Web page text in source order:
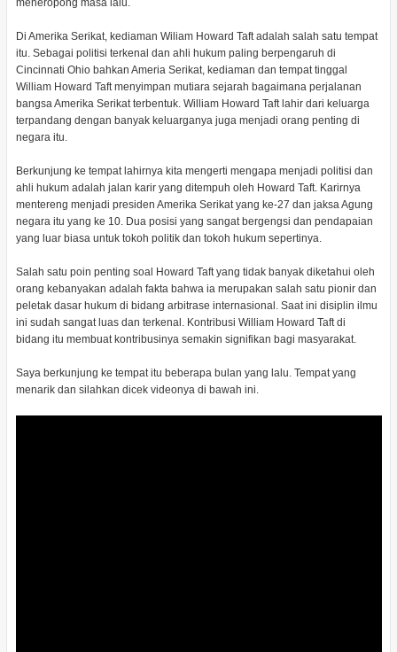
meneropong masa lalu.
Di Amerika Serikat, kediaman Wiliam Howard Taft adalah salah satu tempat
itu. Sebagai politisi terkenal dan ahli hukum paling berpengaruh di
Cincinnati Ohio bahkan Ameria Serikat, kediaman dan tempat tinggal
William Howard Taft menyimpan mutiara sejarah bagaimana perjalanan
bangsa Amerika Serikat terbentuk. William Howard Taft lahir dari keluarga
terpandang dengan banyak keluarganya juga menjadi orang penting di
negara itu.
Berkunjung ke tempat lahirnya kita mengerti mengapa menjadi politisi dan
ahli hukum adalah jalan karir yang ditempuh oleh Howard Taft. Karirnya
mentereng menjadi presiden Amerika Serikat yang ke-27 dan jaksa Agung
negara itu yang ke 10. Dua posisi yang sangat bergengsi dan pendapaian
yang luar biasa untuk tokoh politik dan tokoh hukum sepertinya.
Salah satu poin penting soal Howard Taft yang tidak banyak diketahui oleh
orang kebanyakan adalah fakta bahwa ia merupakan salah satu pionir dan
peletak dasar hukum di bidang arbitrase internasional. Saat ini disiplin ilmu
ini sudah sangat luas dan terkenal. Kontribusi William Howard Taft di
bidang itu membuat kontribusinya semakin signifikan bagi masyarakat.
Saya berkunjung ke tempat itu beberapa bulan yang lalu. Tempat yang
menarik dan silahkan dicek videonya di bawah ini.